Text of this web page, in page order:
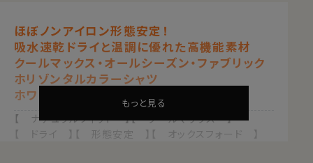
ほぼノンアイロン形態安定！
吸水速乾ドライと温調に優れた高機能素材
クールマックス・オールシーズン・ファブリック
ホリゾンタルカラーシャツ
ホワイト 白
【 ナチュラルフィット 】【 クールマックス 】
【 ドライ 】【 形態安定 】【 オックスフォード 】
もっと見る